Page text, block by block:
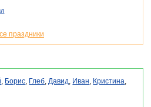
праздники
, Борис, Глеб,Давид, Иван, Кристина,